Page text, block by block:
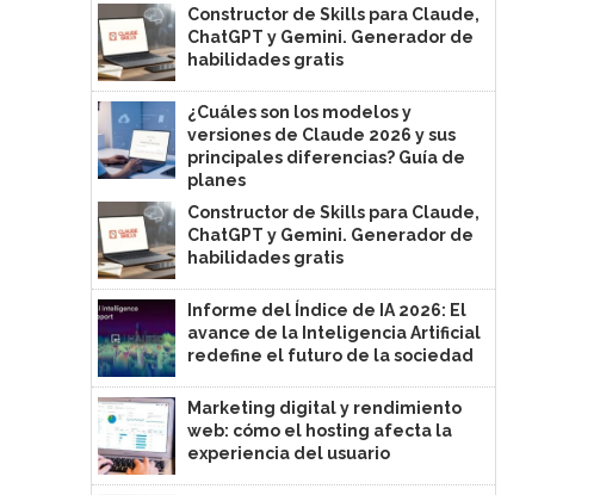
Constructor de Skills para Claude,
ChatGPT y Gemini. Generador de
habilidades gratis
¿Cuáles son los modelos y
versiones de Claude 2026 y sus
principales diferencias? Guía de
planes
Constructor de Skills para Claude,
ChatGPT y Gemini. Generador de
habilidades gratis
Informe del Índice de IA 2026: El
avance de la Inteligencia Artificial
redefine el futuro de la sociedad
Marketing digital y rendimiento
web: cómo el hosting afecta la
experiencia del usuario